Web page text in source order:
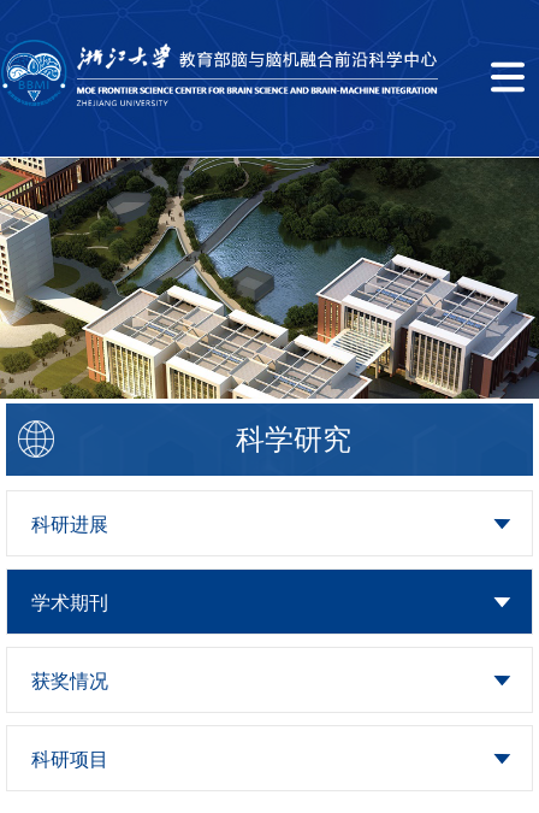
科学研究
科研进展
学术期刊
获奖情况
科研项目